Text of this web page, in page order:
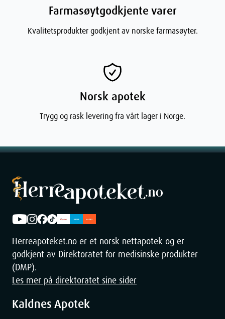
Ingredienser
kokosnøttfettsyredietanolamid, laurdimoniumhydrolysert
animalkollagen, makrogol 120 metylglukose dioleat, natriumklorid,
saltsyre, natriumhydroksid, konserveringsmiddel (imidurea),
fargestoff (E127) og renset vann
Width
Depth 13.1
Weight
Farmasøytgodkjente varer
Kvalitetsprodukter godkjent av norske farmasøyter.
Norsk apotek
Trygg og rask levering fra vårt lager i Norge.
Herreapoteket.no er et norsk nettapotek og er
godkjent av Direktoratet for medisinske produkter
(DMP).
Les mer på direktoratet sine sider
Kaldnes Apotek